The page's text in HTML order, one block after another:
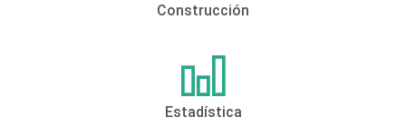
Construcción
Estadística